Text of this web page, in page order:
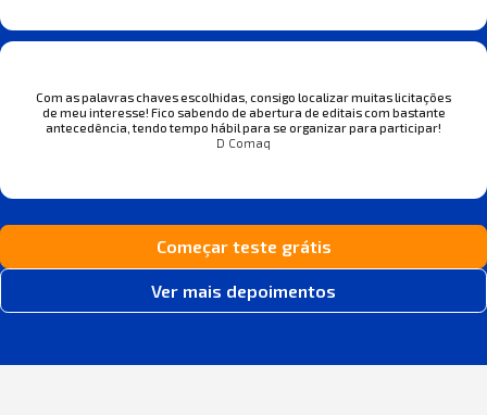
Com as palavras chaves escolhidas, consigo localizar muitas licitações
de meu interesse! Fico sabendo de abertura de editais com bastante
antecedência, tendo tempo hábil para se organizar para participar!
D Comaq
Começar teste grátis
Ver mais depoimentos